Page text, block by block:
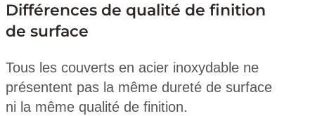
Différences de qualité de finition
de surface
Tous les couverts en acier inoxydable ne
présentent pas la même dureté de surface
ni la même qualité de finition.